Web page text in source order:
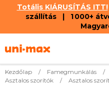
Totális KIÁRUSÍTÁS ITT!
szállítás | 1 000+
tartalomhoz
Kezdőlap / Famegmunkálás /
Asztalos szorítók
/ Asztalos